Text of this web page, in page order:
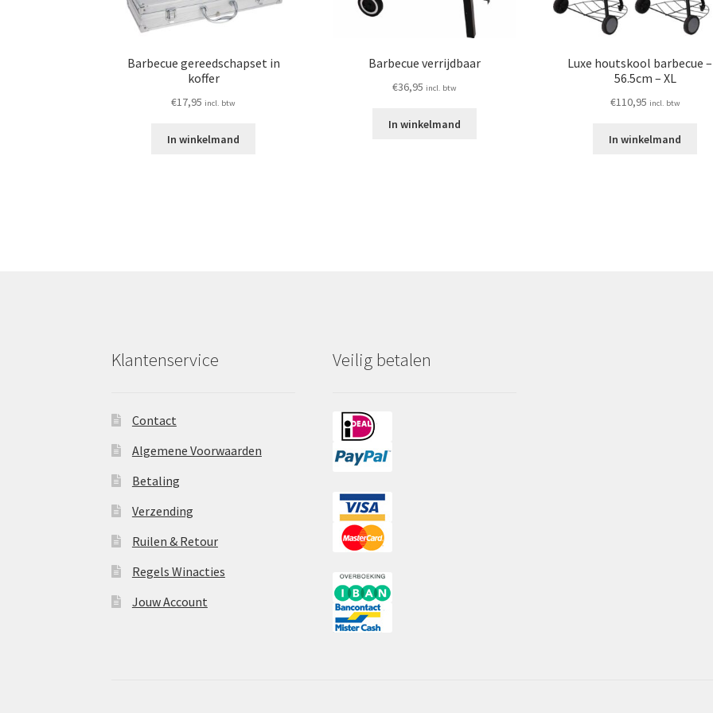
Barbecue gereedschapset in
koffer
€17,95 incl. btw
In winkelmand
Barbecue verrijdbaar
€36,95 incl. btw
In winkelmand
Luxe houtskool barbecue
56.5cm – XL
€110,95 incl. btw
In winkelmand
Klantenservice
Contact
Algemene Voorwaarden
Betaling
Verzending
Ruilen & Retour
Regels Winacties
Jouw Account
Veilig betalen